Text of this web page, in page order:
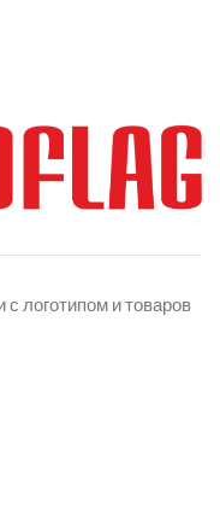
логотипом и товаров